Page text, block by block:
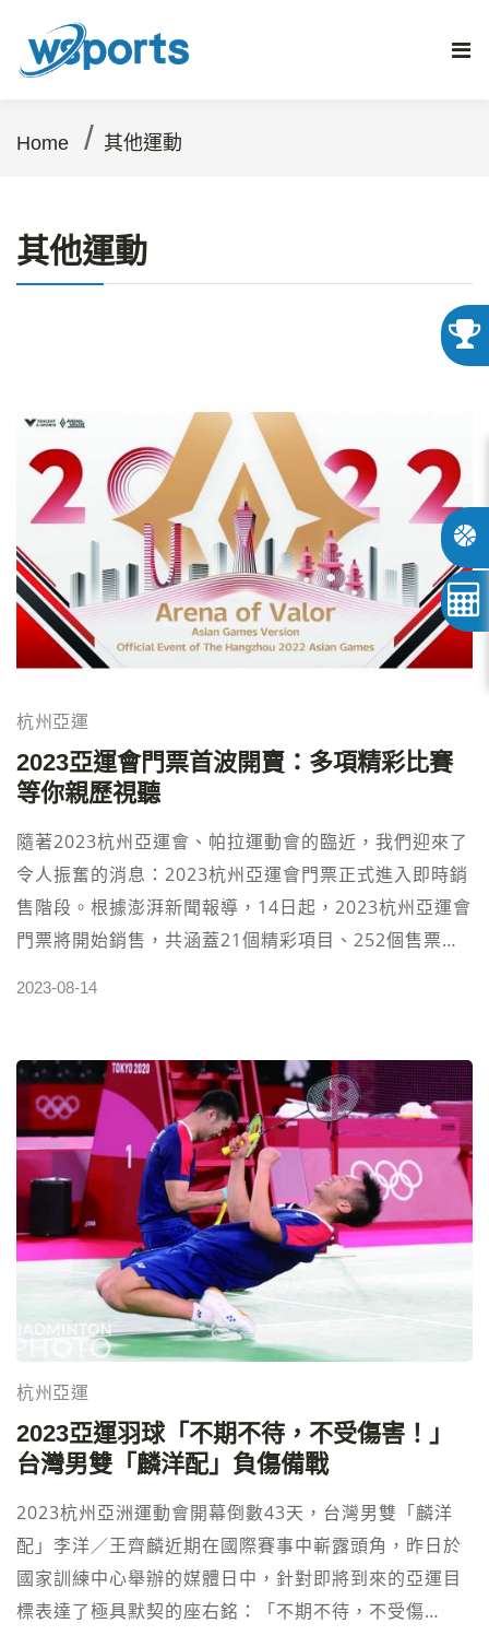
Home / 其他運動
其他運動
杭州亞運
2023亞運會門票首波開賣：多項精彩比賽
等你親歷視聽
隨著2023杭州亞運會、帕拉運動會的臨近，我們迎來了
令人振奮的消息：2023杭州亞運會門票正式進入即時銷
售階段。根據澎湃新聞報導，14日起，2023杭州亞運會
門票將開始銷售，共涵蓋21個精彩項目、252個售票場
共設40個大項、61個分項、483個小項。您可以在公佈
的場館座席圖上自主選擇座位，感受運動精彩瞬
間。 2023亞運賽事轉播，免費線上直播⬅︎點擊 門票價
格範圍自20元至1000元人民幣，其中60％以上的門票
價格不超過100元，平均票價保持在160元以下。每位觀
眾在同一售票場次只能購買一張門票，這有助於確保更
多的人能夠欣賞到比賽。 此次銷售上架的21個項目包括
了多個精彩的運動項目，如電子競技、足球、拳擊、柔
道、柔術、克柔術、摔跤、武術、跆拳道、板球、蹦
床、高爾夫球、滑板、卡巴迪、空手道、龍舟、軟式網
球、網球、賽艇、皮划艇靜水、皮划艇激流迴旋。這些
項目將為觀眾們帶來驚險刺激的比賽，不容錯過。 在銷
售過程中，熱門項目每場次每個訂單限購4張門票，其他
2023-08-14
杭州亞運
2023亞運羽球「不期不待，不受傷害！」
台灣男雙「麟洋配」負傷備戰
2023杭州亞洲運動會開幕倒數43天，台灣男雙「麟洋
配」李洋／王齊麟近期在國際賽事中嶄露頭角，昨日於
國家訓練中心舉辦的媒體日中，針對即將到來的亞運目
標表達了極具默契的座右銘：「不期不待，不受傷